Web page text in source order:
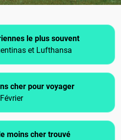
le plus souvent
et Lufthansa
cher pour voyager
Février
moins cher trouvé